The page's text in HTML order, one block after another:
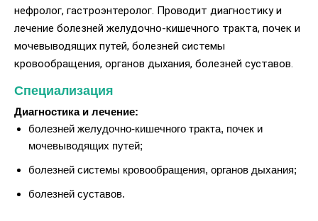
нефролог, гастроэнтеролог. Проводит диагностику и
лечение болезней желудочно-кишечного тракта, почек и
мочевыводящих путей, болезней системы
кровообращения, органов дыхания, болезней суставов.
Специализация
Диагностика и лечение:
болезней желудочно-кишечного тракта, почек и
мочевыводящих путей;
болезней системы кровообращения, органов дыхания;
болезней суставов.